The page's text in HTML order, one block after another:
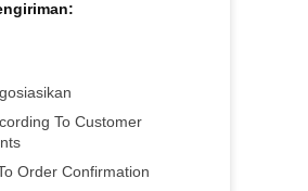
To Customer
Order Confirmation